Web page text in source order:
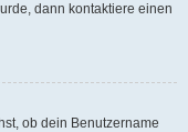
dann kontaktiere einen
ob dein Benutzername